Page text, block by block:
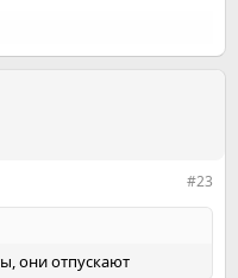
#23
они отпускают